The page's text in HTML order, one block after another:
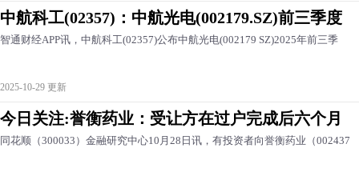
中航科工(02357)：中航光电(002179.SZ)前三季度
智通财经APP讯，中航科工(02357)公布中航光电(002179 SZ)2025年前三季
2025-10-29 更新
今日关注:誉衡药业：受让方在过户完成后六个月
同花顺（300033）金融研究中心10月28日讯，有投资者向誉衡药业（002437